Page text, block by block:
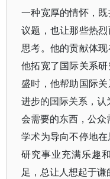
一种宽厚的情怀，
议题，也让那些热
思考。他的贡献体
他拓宽了国际关系
盛时，他帮助国际
进步的国际关系，认
会需要的东西，公众
学术为导向不停地
研究事业充满乐趣
足，总让人想起于